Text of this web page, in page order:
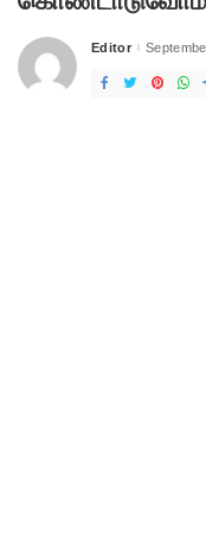
Posted
Editor